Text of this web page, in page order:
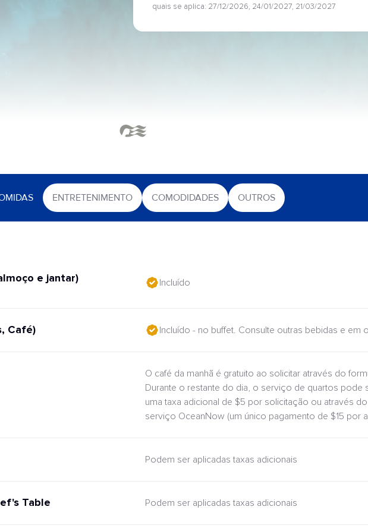
quais se aplica: 27/12/2026, 24/01/2027, 21/03/2027
ENTRETENIMENTO COMODIDADES OUTROS
e jantar) Incluído
Café) Incluído - no buffet. Consulte outras bebidas e em
O café da manhã é gratuito ao solicitar através do
Durante o restante do dia, o serviço de quartos
uma taxa adicional de $5 por solicitação ou através
serviço OceanNow (um único pagamento de $15 por
Podem ser aplicadas taxas adicionais
Table Podem ser aplicadas taxas adicionais